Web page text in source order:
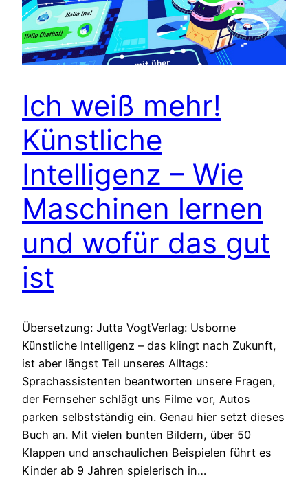
Ich weiß mehr!
Künstliche
Intelligenz – Wie
Maschinen lernen
und wofür das gut
ist
Übersetzung: Jutta VogtVerlag: Usborne
Künstliche Intelligenz – das klingt nach Zukunft,
ist aber längst Teil unseres Alltags:
Sprachassistenten beantworten unsere Fragen,
der Fernseher schlägt uns Filme vor, Autos
parken selbstständig ein. Genau hier setzt dieses
Buch an. Mit vielen bunten Bildern, über 50
Klappen und anschaulichen Beispielen führt es
Kinder ab 9 Jahren spielerisch in…